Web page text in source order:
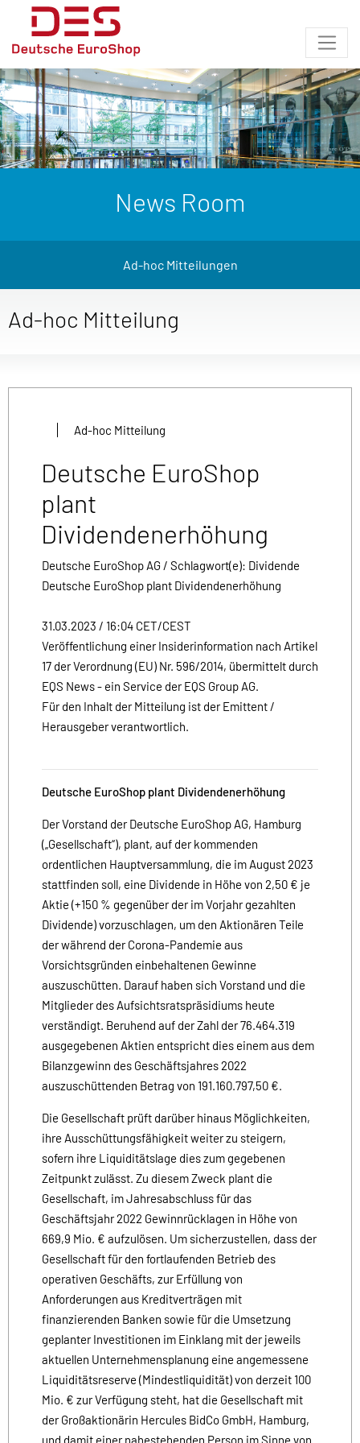
News Room
Ad-hoc Mitteilungen
Ad-hoc Mitteilung
Ad-hoc Mitteilung
Deutsche EuroShop
plant
Dividendenerhöhung
Deutsche EuroShop AG / Schlagwort(e): Dividende
Deutsche EuroShop plant Dividendenerhöhung
31.03.2023 / 16:04 CET/CEST
Veröffentlichung einer Insiderinformation nach Artikel
17 der Verordnung (EU) Nr. 596/2014, übermittelt durch
EQS News - ein Service der EQS Group AG.
Für den Inhalt der Mitteilung ist der Emittent /
Herausgeber verantwortlich.
Deutsche EuroShop plant Dividendenerhöhung
Der Vorstand der Deutsche EuroShop AG, Hamburg
(„Gesellschaft“), plant, auf der kommenden
ordentlichen Hauptversammlung, die im August 2023
stattfinden soll, eine Dividende in Höhe von 2,50 € je
Aktie (+150 % gegenüber der im Vorjahr gezahlten
Dividende) vorzuschlagen, um den Aktionären Teile
der während der Corona-Pandemie aus
Vorsichtsgründen einbehaltenen Gewinne
auszuschütten. Darauf haben sich Vorstand und die
Mitglieder des Aufsichtsratspräsidiums heute
verständigt. Beruhend auf der Zahl der 76.464.319
ausgegebenen Aktien entspricht dies einem aus dem
Bilanzgewinn des Geschäftsjahres 2022
auszuschüttenden Betrag von 191.160.797,50 €.
Die Gesellschaft prüft darüber hinaus Möglichkeiten,
ihre Ausschüttungsfähigkeit weiter zu steigern,
sofern ihre Liquiditätslage dies zum gegebenen
Zeitpunkt zulässt. Zu diesem Zweck plant die
Gesellschaft, im Jahresabschluss für das
Geschäftsjahr 2022 Gewinnrücklagen in Höhe von
669,9 Mio. € aufzulösen. Um sicherzustellen, dass der
Gesellschaft für den fortlaufenden Betrieb des
operativen Geschäfts, zur Erfüllung von
Anforderungen aus Kreditverträgen mit
finanzierenden Banken sowie für die Umsetzung
geplanter Investitionen im Einklang mit der jeweils
aktuellen Unternehmensplanung eine angemessene
Liquiditätsreserve (Mindestliquidität) von derzeit 100
Mio. € zur Verfügung steht, hat die Gesellschaft mit
der Großaktionärin Hercules BidCo GmbH, Hamburg,
und damit einer nahestehenden Person im Sinne von